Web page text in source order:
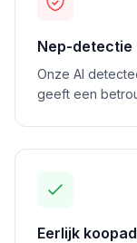
Nep-detectie
Onze AI
geeft een
Eerlijk